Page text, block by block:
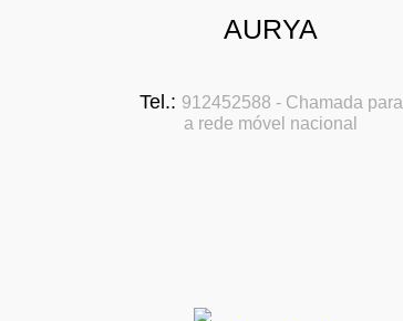
AURYA
Tel.: 912452588 - Chamada para
a rede móvel nacional